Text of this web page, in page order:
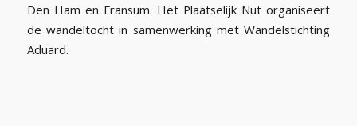
Den Ham en Fransum. Het Plaatselijk Nut organiseert
de wandeltocht in samenwerking met Wandelstichting
Aduard.